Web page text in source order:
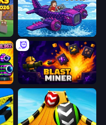
Free Kicks World Cup 2026 Obby Plane Power Challenge: Fly
Pumpkin Defense: Merge Cannon Blast Miner